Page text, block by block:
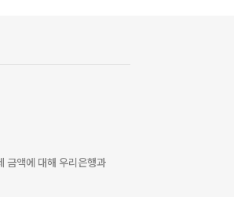
금액에 대해 우리은행과